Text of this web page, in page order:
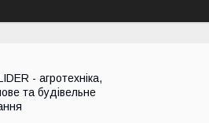
- агротехніка,
та будівельне